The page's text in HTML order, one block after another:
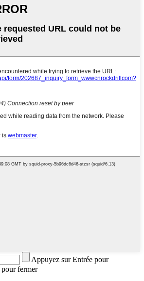
Appuyez sur Entrée pour
fermer